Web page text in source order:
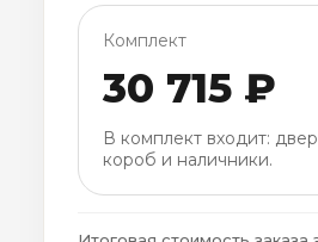
Комплект
30 715 ₽
В комплект входит:
короб и наличники.